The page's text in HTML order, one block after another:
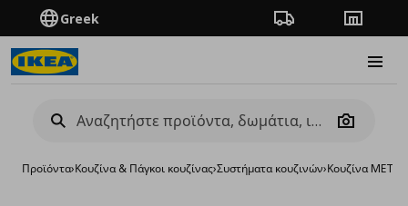
Greek Πορεία παραγγελίας
Camera
Προϊόντα›Κουζίνα & Πάγκοι κουζίνας›Συστήματα κουζινών›Κουζίνα